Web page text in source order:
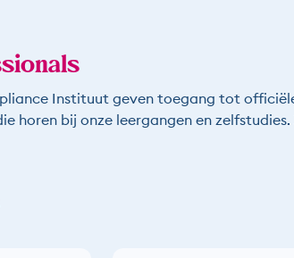
Instituut geven toegang tot
horen bij onze leergangen en